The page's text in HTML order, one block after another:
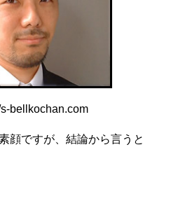
bellkochan.com
顔ですが、結論から言うと